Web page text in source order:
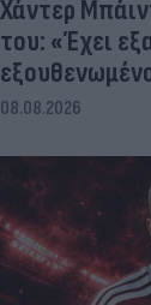
Χάντερ
του: «Έχει
08.08.2026